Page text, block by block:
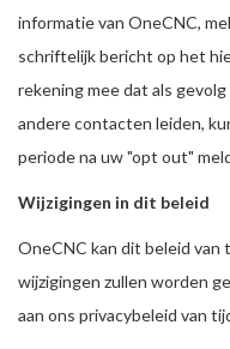
informatie van OneCNC,
schriftelijk bericht op het
rekening mee dat als
andere contacten leiden,
periode na uw "opt out"
Wijzigingen in dit beleid
OneCNC kan dit beleid
wijzigingen zullen worden
aan ons privacybeleid van